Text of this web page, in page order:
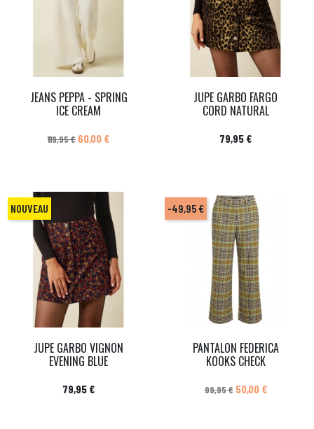
JEANS PEPPA - SPRING
ICE CREAM
Prix de base
119,95 € Prix
60,00 €
JUPE GARBO FARGO
CORD NATURAL
Prix
79,95 €
JUPE GARBO VIGNON
EVENING BLUE
Prix
79,95 €
NOUVEAU
PANTALON FEDERICA
KOOKS CHECK
Prix de base
99,95 € Prix
50,00 €
-49,95 €